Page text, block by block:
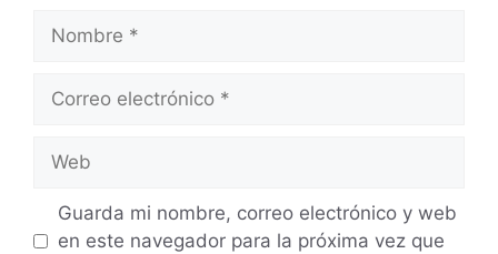
Guarda mi nombre, correo electrónico y web
en este navegador para la próxima vez que